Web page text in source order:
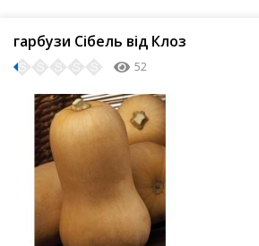
гарбузи Сібель від Клоз
52